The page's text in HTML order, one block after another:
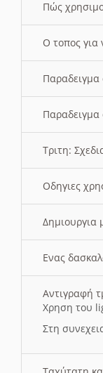
Πώς
O τοπος
Τριτη:
Οδηγιες
Δημιουργια
Ενας
Αντιγραφή
Χρηση του
Στη